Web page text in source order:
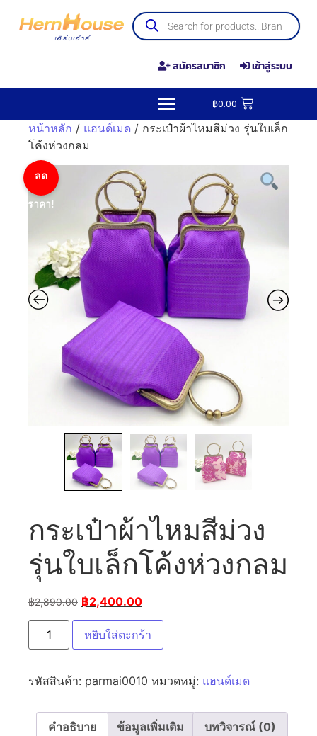
สมัครสมาชิก เข้าสู่ระบบ
฿0.00
หน้าหลัก / แฮนด์เมด / กระเป๋าผ้าไหมสีม่วง รุ่นใบเล็ก
โค้งห่วงกลม
ลด
ราคา!
กระเป๋าผ้าไหมสีม่วง
รุ่นใบเล็กโค้งห่วงกลม
฿2,890.00 ฿2,400.00
หยิบใส่ตะกร้า
รหัสสินค้า: parmai0010 หมวดหมู่: แฮนด์เมด
คำอธิบาย ข้อมูลเพิ่มเติม บทวิจารณ์ (0)